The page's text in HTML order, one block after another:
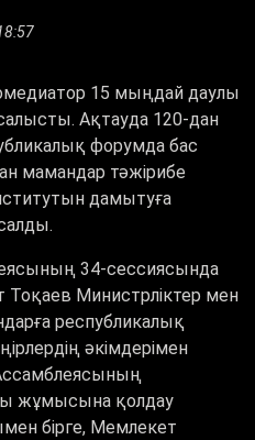
15 мыңдай даулы
Ақтауда 120-дан
форумда бас
мамандар тәжірибе
дамытуға
34-сессиясында
Министрліктер мен
республикалық
әкімдерімен
жұмысына қолдау
бірге, Мемлекет